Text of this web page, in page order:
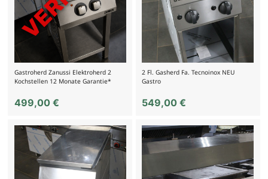
Gastroherd Zanussi Elektroherd 2
Kochstellen 12 Monate Garantie*
499,00 €
2 Fl. Gasherd Fa. Tecnoinox NEU
Gastro
549,00€